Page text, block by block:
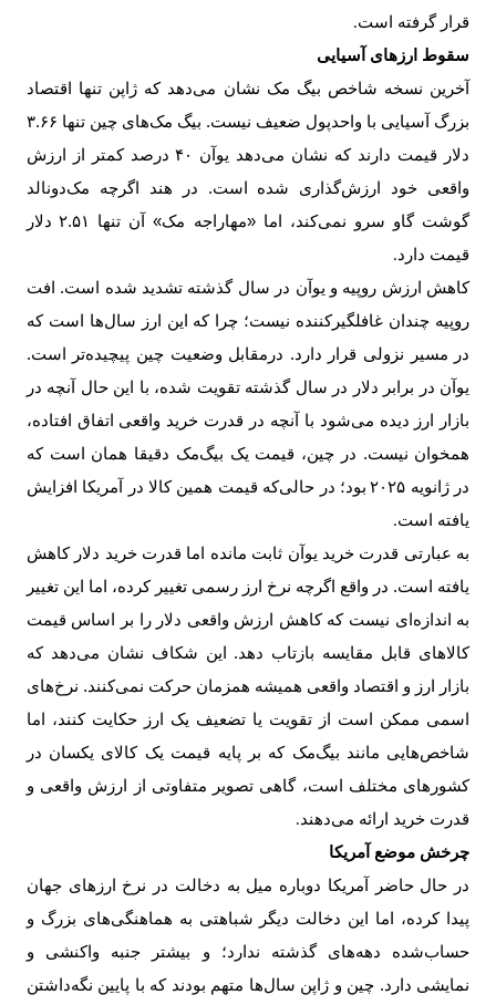
قرار گرفته است.
سقوط ارزهای آسیایی
آخرین نسخه شاخص بیگ مک نشان می‌دهد که ژاپن تنها اقتصاد
بزرگ آسیایی با واحدپول ضعیف نیست. بیگ مک‌های چین تنها ۳.۶۶
دلار قیمت دارند که نشان می‌دهد یوآن
۴۰ درصد کمتر از ارزش
واقعی خود ارزش‌گذاری شده است. در هند اگرچه مک‌دونالد
گوشت گاو سرو نمی‌کند، اما «مهاراجه مک» آن تنها
۲.۵۱ دلار
قیمت دارد.
کاهش ارزش روپیه و یوآن در سال گذشته تشدید شده است. افت
روپیه چندان غافلگیرکننده نیست؛ چرا که این ارز سال‌ها است که
در مسیر نزولی قرار دارد. درمقابل وضعیت چین پیچیده‌تر است.
یوآن در برابر دلار در سال گذشته تقویت شده، با این حال آنچه در
بازار ارز دیده می‌شود با آنچه در قدرت خرید واقعی اتفاق افتاده،
همخوان نیست. در چین، قیمت یک بیگ‌مک دقیقا همان است که
در ژانویه ۲۰۲۵ بود؛ در حالی‌که قیمت همین کالا در آمریکا افزایش
یافته است.
به عبارتی قدرت خرید یوآن ثابت مانده اما قدرت خرید دلار کاهش
یافته است. در واقع اگرچه نرخ ارز رسمی تغییر کرده، اما این تغییر
به اندازه‌ای نیست که کاهش ارزش واقعی دلار را بر اساس قیمت
کالاهای قابل مقایسه بازتاب دهد. این شکاف نشان می‌دهد که
بازار ارز و اقتصاد واقعی همیشه همزمان حرکت نمی‌کنند. نرخ‌های
اسمی ممکن است از تقویت یا تضعیف یک ارز حکایت کنند، اما
شاخص‌هایی مانند بیگ‌مک که بر پایه قیمت یک کالای یکسان در
کشورهای مختلف است، گاهی تصویر متفاوتی از ارزش واقعی و
قدرت خرید ارائه می‌دهند.
چرخش موضع آمریکا
در حال حاضر آمریکا دوباره میل به دخالت در نرخ ارزهای جهان
پیدا کرده، اما این دخالت دیگر شباهتی به هماهنگی‌های بزرگ و
حساب‌شده دهه‌های گذشته ندارد؛ و بیشتر جنبه واکنشی و
نمایشی دارد. چین و ژاپن سال‌ها متهم بودند که با پایین نگه‌داشتن